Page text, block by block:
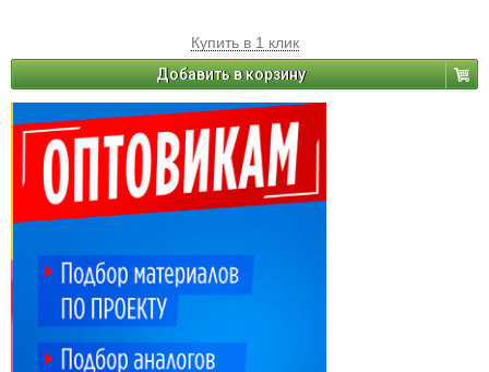
Купить в 1 клик
Добавить в корзину